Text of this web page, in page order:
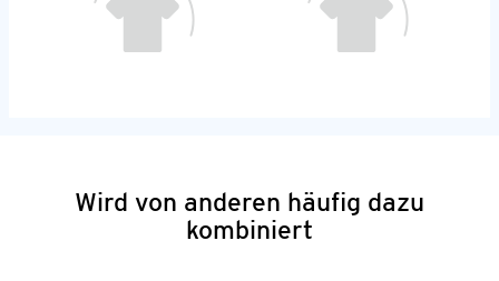
Wird von anderen häufig dazu
kombiniert